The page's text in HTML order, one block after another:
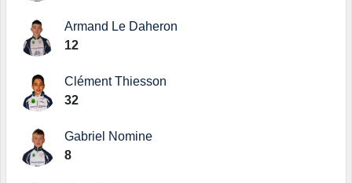
Armand Le Daheron
12
Clément Thiesson
32
Gabriel Nomine
8